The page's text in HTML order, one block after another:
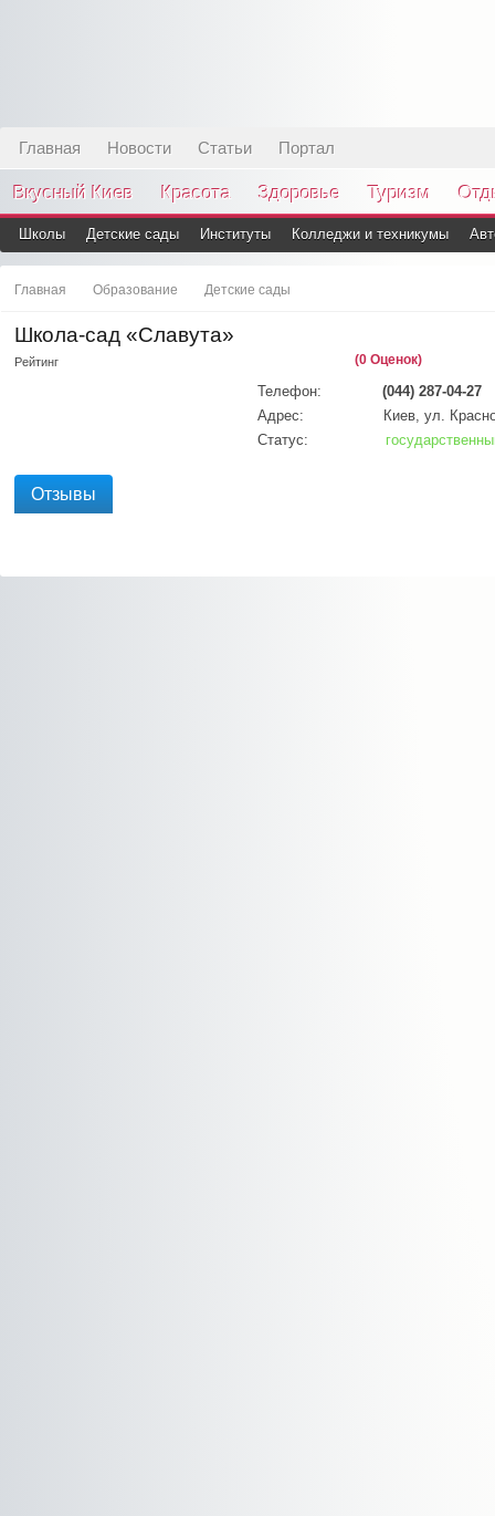
Главная Новости Статьи Портал
Вкусный Киев Красота Здоровье Туризм
Школы Детские сады Институты Колледжи и техникумы
Главная Образование Детские сады
Школа-сад «Славута»
Рейтинг (0 Оценок)
Телефон:
(044) 287-04-27
Адрес:
Киев, ул.
Статус:
Отзывы